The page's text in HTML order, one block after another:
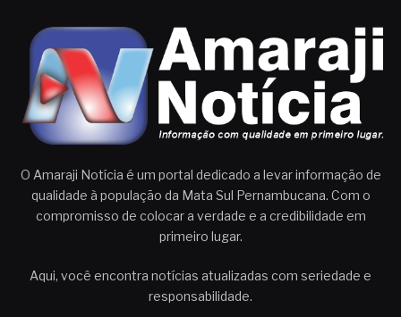
O Amaraji Notícia é um portal dedicado a levar informação de
qualidade à população da Mata Sul Pernambucana. Com o
compromisso de colocar a verdade e a credibilidade em
primeiro lugar.
Aqui, você encontra notícias atualizadas com seriedade e
responsabilidade.